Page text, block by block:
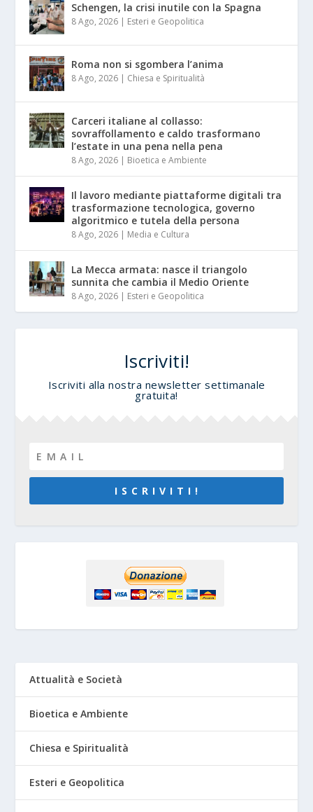
Schengen, la crisi inutile con la Spagna
8 Ago, 2026 | Esteri e Geopolitica
Roma non si sgombera l’anima
8 Ago, 2026 | Chiesa e Spiritualità
Carceri italiane al collasso:
sovraffollamento e caldo trasformano
l’estate in una pena nella pena
8 Ago, 2026 | Bioetica e Ambiente
Il lavoro mediante piattaforme digitali tra
trasformazione tecnologica, governo
algoritmico e tutela della persona
8 Ago, 2026 | Media e Cultura
La Mecca armata: nasce il triangolo
sunnita che cambia il Medio Oriente
8 Ago, 2026 | Esteri e Geopolitica
Iscriviti!
Iscriviti alla nostra newsletter settimanale
gratuita!
I S C R I V I T I !
Attualità e Società
Bioetica e Ambiente
Chiesa e Spiritualità
Esteri e Geopolitica